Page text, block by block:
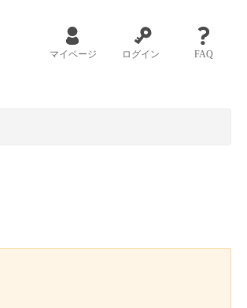
マイページ ログイン FAQ